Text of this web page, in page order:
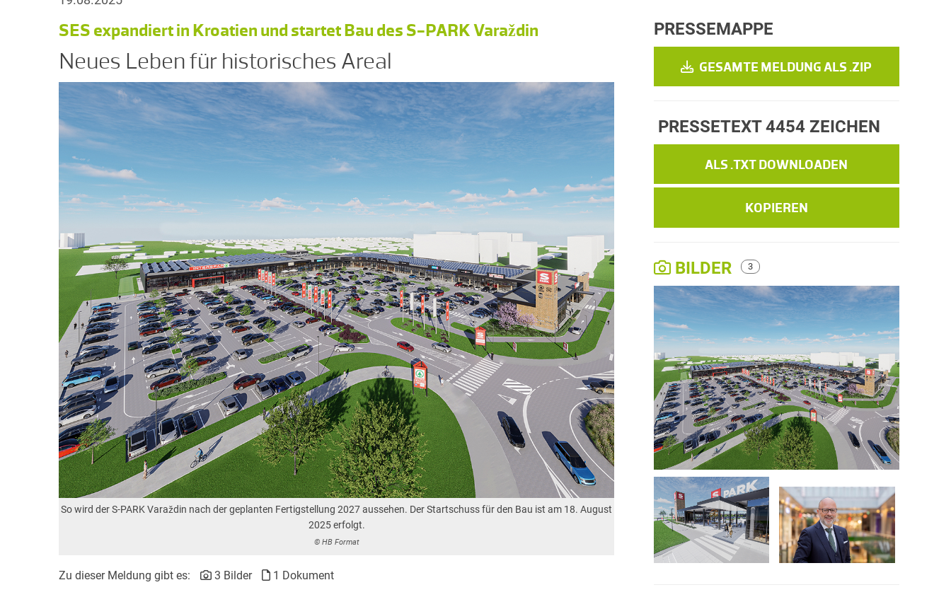
SES expandiert in Kroatien und startet Bau des S-PARK Varaždin
Neues Leben für historisches Areal
So wird der S-PARK Varaždin nach der geplanten Fertigstellung 2027 aussehen. Der Startschuss für den Bau ist am 18. August
2025 erfolgt.
© HB Format
Zu dieser Meldung gibt es: 3 Bilder 1 Dokument
PRESSEMAPPE
GESAMTE MELDUNG ALS .ZIP
PRESSETEXT4454 ZEICHEN
ALS .TXT DOWNLOADEN
KOPIEREN
BILDER 3